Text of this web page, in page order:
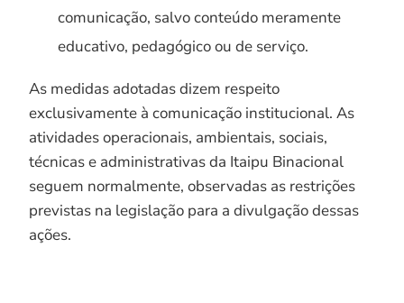
comunicação, salvo conteúdo meramente
educativo, pedagógico ou de serviço.
As medidas adotadas dizem respeito
exclusivamente à comunicação institucional. As
atividades operacionais, ambientais, sociais,
técnicas e administrativas da Itaipu Binacional
seguem normalmente, observadas as restrições
previstas na legislação para a divulgação dessas
ações.